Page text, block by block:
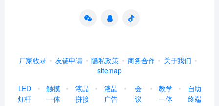
厂家收录 友链申请 隐私政策 商务合作
关于我们
sitemap
LED
灯杆
触摸
一体
液晶
拼接
液晶
广告
会
议
教学
一体
自助
终端